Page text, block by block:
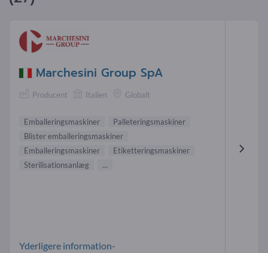
Marchesini Group SpA
Producent Italien Globalt
Emballeringsmaskiner
Palleteringsmaskiner
Blister emballeringsmaskiner
Emballeringsmaskiner
Etiketteringsmaskiner
Sterilisationsanlæg
...
Yderligere information-